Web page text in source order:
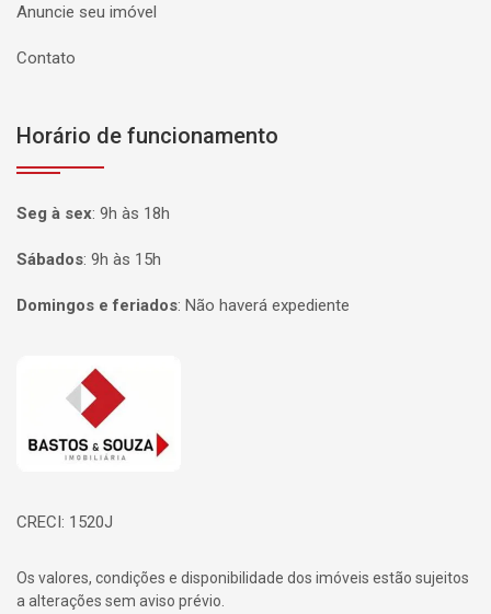
Anuncie seu imóvel
Contato
Horário de funcionamento
Seg à sex: 9h às 18h
Sábados: 9h às 15h
Domingos e feriados: Não haverá expediente
Página inicial
CRECI: 1520J
Os valores, condições e disponibilidade dos imóveis estão sujeitos
a alterações sem aviso prévio.